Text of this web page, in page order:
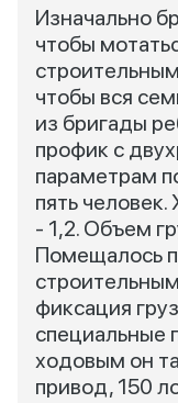
Изначально
чтобы
чтобы вся
из бригады
профик с
параметрам
пять
- 1,2. Объем
Помещалось
фиксация
специальные
ходовым он
привод, 150